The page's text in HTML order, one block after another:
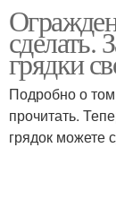
сделать.
грядки
Подробно о
прочитать.
грядок можете